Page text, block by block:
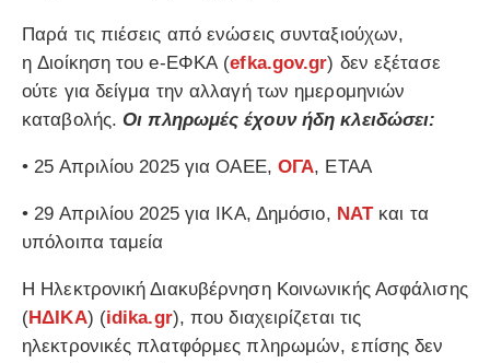
Παρά τις πιέσεις από ενώσεις συνταξιούχων,
η Διοίκηση του e-ΕΦΚΑ (efka.gov.gr) δεν εξέτασε
ούτε για δείγμα την αλλαγή των ημερομηνιών
καταβολής. Οι πληρωμές έχουν ήδη κλειδώσει:
• 25 Απριλίου 2025 για ΟΑΕΕ, ΟΓΑ, ΕΤΑΑ
• 29 Απριλίου 2025 για ΙΚΑ, Δημόσιο, ΝΑΤκαι τα
υπόλοιπα ταμεία
Η Ηλεκτρονική Διακυβέρνηση Κοινωνικής Ασφάλισης
(ΗΔΙΚΑ) (idika.gr), που διαχειρίζεται τις
ηλεκτρονικές πλατφόρμες πληρωμών, επίσης δεν